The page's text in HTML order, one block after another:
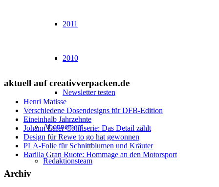
2011
2010
Newsletter testen
Abonnement
Redaktionsteam
aktuell auf creativverpacken.de
Henri Matisse
Verschiedene Dosendesigns für DFB-Edition
Eineinhalb Jahrzehnte
Johann Lafer Confiserie: Das Detail zählt
Design für Rewe to go hat gewonnen
PLA-Folie für Schnittblumen und Kräuter
Barilla Gran Ruote: Hommage an den Motorsport
Archiv